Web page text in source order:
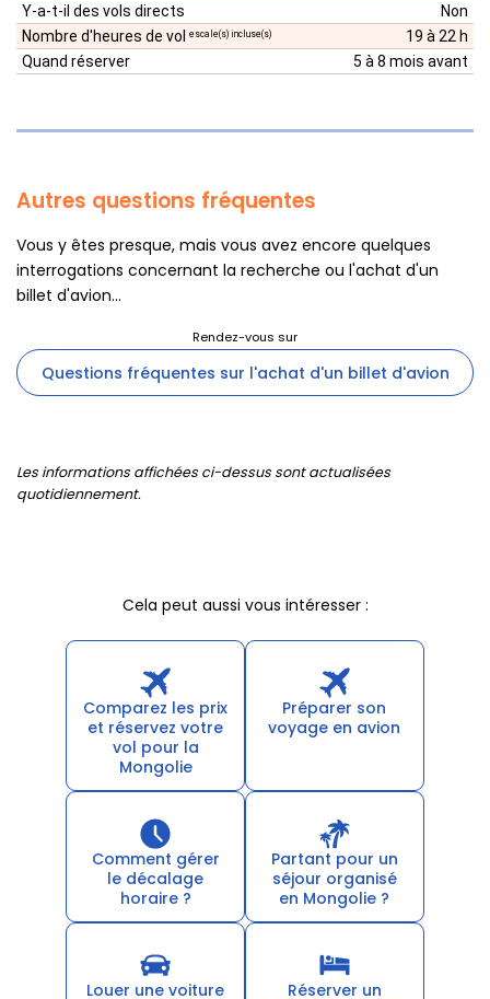
Y-a-t-il des vols directs
Non
Nombre d'heures de vol
escale(s) incluse(s)
19 à 22 h
Quand réserver
5 à 8 mois avant
Autres questions fréquentes
Vous y êtes presque, mais vous avez encore quelques
interrogations concernant la recherche ou l'achat d'un
billet d'avion...
Questions fréquentes sur l'achat d'un billet d'avion
Les informations affichées ci-dessus sont actualisées
quotidiennement.
Comparez les prix
et réservez votre
vol pour la
Mongolie
Préparer son
Comment gérer
le décalage
horaire ?
Partant pour un
séjour organisé
en Mongolie ?